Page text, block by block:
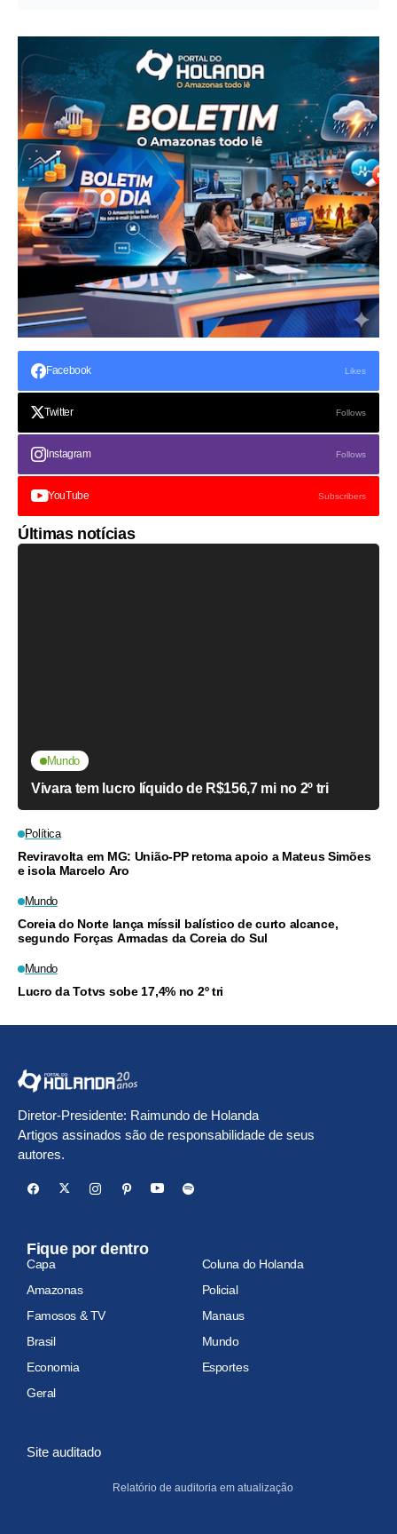
Facebook Likes
Twitter Follows
Instagram Follows
YouTube Subscribers
Últimas notícias
Mundo
Vivara tem lucro líquido de R$156,7 mi no 2º tri
Política
Reviravolta em MG: União-PP retoma apoio a Mateus Simões
e isola Marcelo Aro
Mundo
Coreia do Norte lança míssil balístico de curto alcance,
segundo Forças Armadas da Coreia do Sul
Mundo
Lucro da Totvs sobe 17,4% no 2º tri
Diretor-Presidente: Raimundo de Holanda
Artigos assinados são de responsabilidade de seus
autores.
Fique por dentro
Capa
Coluna do Holanda
Amazonas
Policial
Famosos & TV
Manaus
Brasil
Mundo
Economia
Esportes
Geral
Site auditado
Relatório de auditoria em atualização